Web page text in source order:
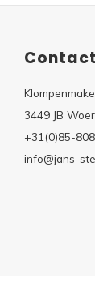
Contact
3449 JB
+31(0)85-
info@jans-